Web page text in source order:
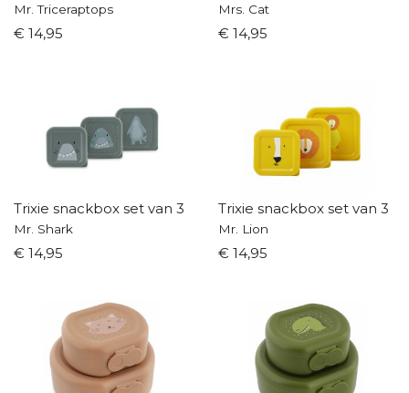
Mr. Triceraptops
€ 14,95
Mrs. Cat
€ 14,95
Trixie snackbox set van 3
Mr. Shark
€ 14,95
Trixie snackbox set van 3
Mr. Lion
€ 14,95